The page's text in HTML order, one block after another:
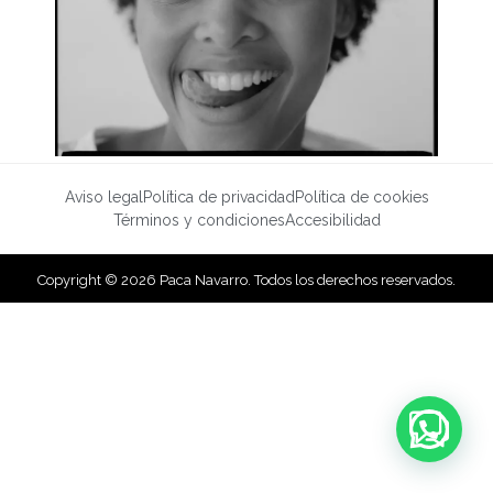
Aviso legal Política de privacidad Política de cookies
Términos y condicionesAccesibilidad
Copyright © 2026 Paca Navarro. Todos los derechos reservados.